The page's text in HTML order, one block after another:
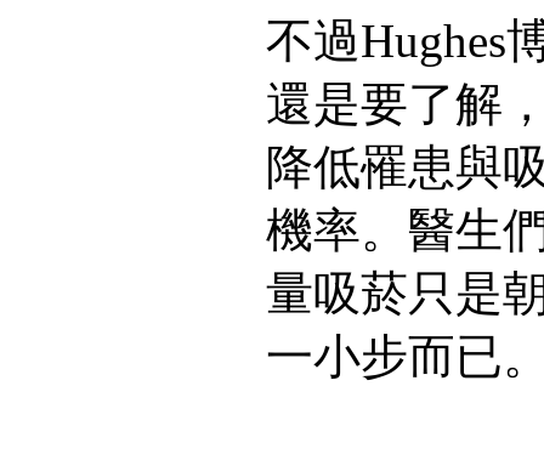
不過Hughes
還是要了解
降低罹患與
機率。醫生
量吸菸只是
一小步而已